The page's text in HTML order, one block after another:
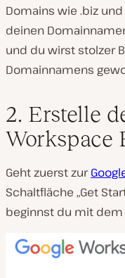
Domains wie .biz
deinen
und du wirst stolzer
Domainnamens
2. Erstelle
Workspace
Geht zuerst zur
Schaltfläche „Get
beginnst du mit dem